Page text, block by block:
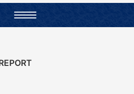
Toggle
navigation